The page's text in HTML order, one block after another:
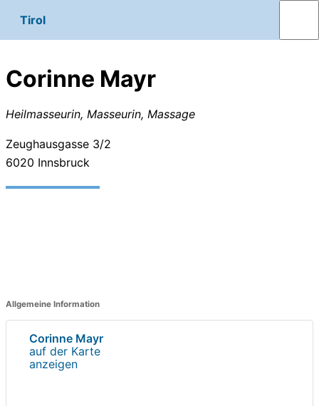
Tirol
Corinne Mayr
Heilmasseurin, Masseurin, Massage
Zeughausgasse 3/2
6020 Innsbruck
Allgemeine Information
Corinne Mayr
auf der Karte
anzeigen